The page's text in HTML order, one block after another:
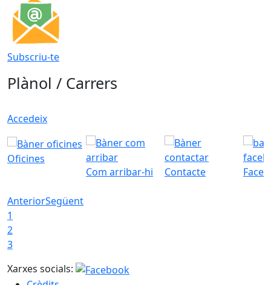
Subscriu-te
Plànol / Carrers
Accedeix
Oficines
Com arribar-hi
Contacte
AnteriorSegüent
1
2
3
Xarxes socials: